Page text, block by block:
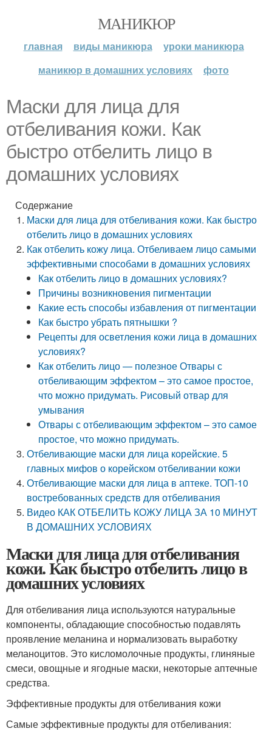
МАНИКЮР
главная виды маникюра
уроки маникюра
маникюр в домашних условиях
фото
Маски для лица для
отбеливания кожи. Как
быстро отбелить лицо в
домашних условиях
Содержание
Маски для лица для отбеливания кожи. Как быстро
отбелить лицо в домашних условиях
Как отбелить кожу лица. Отбеливаем лицо самыми
эффективными способами в домашних условиях
Как отбелить лицо в домашних условиях?
Причины возникновения пигментации
Какие есть способы избавления от пигментации
Как быстро убрать пятнышки ?
Рецепты для осветления кожи лица в домашних
условиях?
Как отбелить лицо — полезное Отвары с
отбеливающим эффектом – это самое простое,
что можно придумать. Рисовый отвар для
умывания
Отвары с отбеливающим эффектом – это самое
простое, что можно придумать.
Отбеливающие маски для лица корейские. 5
главных мифов о корейском отбеливании кожи
Отбеливающие маски для лица в аптеке. ТОП-10
востребованных средств для отбеливания
Видео КАК ОТБЕЛИТЬ КОЖУ ЛИЦА ЗА 10 МИНУТ
В ДОМАШНИХ УСЛОВИЯХ
Маски для лица для отбеливания
кожи. Как быстро отбелить лицо в
домашних условиях
Для отбеливания лица используются натуральные
компоненты, обладающие способностью подавлять
проявление меланина и нормализовать выработку
меланоцитов. Это кисломолочные продукты, глиняные
смеси, овощные и ягодные маски, некоторые аптечные
средства.
Эффективные продукты для отбеливания кожи
Самые эффективные продукты для отбеливания: